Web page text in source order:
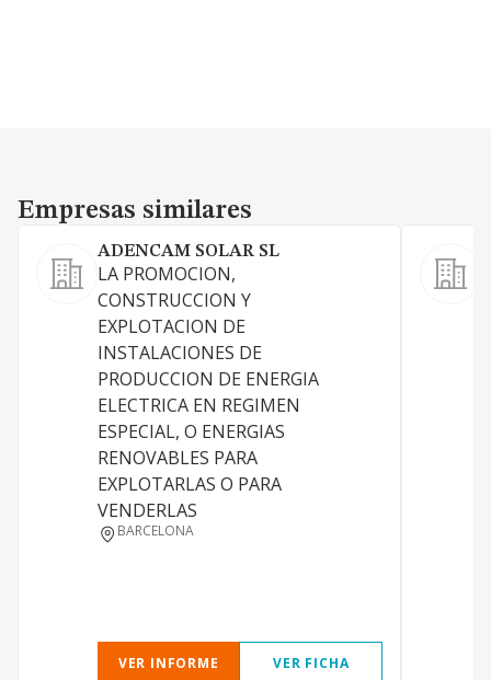
Empresas similares
Empresas similares
ADENCAM SOLAR SL
LA PROMOCION,
CONSTRUCCION Y
EXPLOTACION DE
INSTALACIONES DE
PRODUCCION DE ENERGIA
ELECTRICA EN REGIMEN
ESPECIAL, O ENERGIAS
RENOVABLES PARA
EXPLOTARLAS O PARA
VENDERLAS
BARCELONA
VER INFORME VER FICHA